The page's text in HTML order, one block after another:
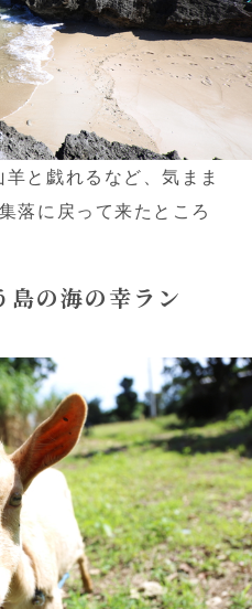
と戯れるなど、気まま
落に戻って来たところ
島の海の幸ラン